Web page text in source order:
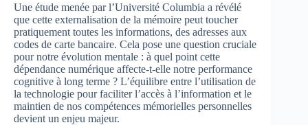
Une étude menée par l’Université Columbia a révélé
que cette externalisation de la mémoire peut toucher
pratiquement toutes les informations, des adresses aux
codes de carte bancaire. Cela pose une question cruciale
pour notre évolution mentale : à quel point cette
dépendance numérique affecte-t-elle notre performance
cognitive à long terme ? L’équilibre entre l’utilisation de
la technologie pour faciliter l’accès à l’information et le
maintien de nos compétences mémorielles personnelles
devient un enjeu majeur.